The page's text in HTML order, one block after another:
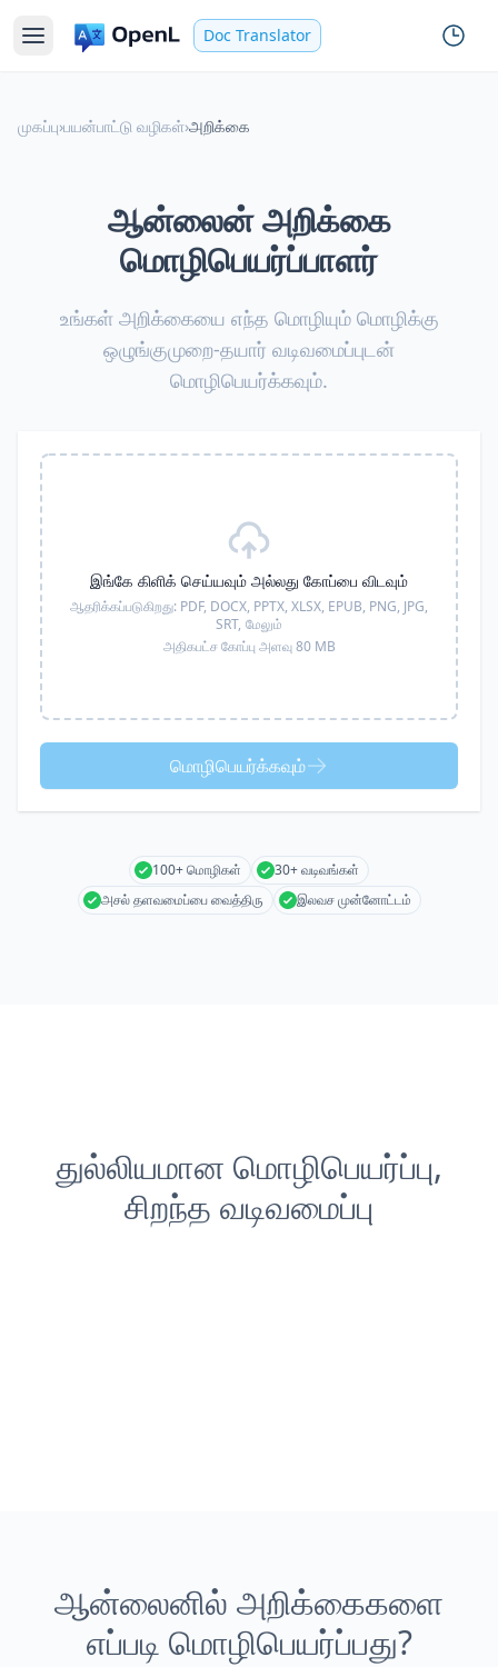
Doc Translator
முகப்பு›பயன்பாட்டு வழிகள்›அறிக்கை
ஆன்லைன் அறிக்கை
மொழிபெயர்ப்பாளர்
உங்கள் அறிக்கையை எந்த மொழியும் மொழிக்கு
ஒழுங்குமுறை-தயார் வடிவமைப்புடன்
மொழிபெயர்க்கவும்.
இங்கே கிளிக் செய்யவும் அல்லது கோப்பை விடவும்
ஆதரிக்கப்படுகிறது: PDF, DOCX, PPTX, XLSX, EPUB, PNG, JPG,
SRT, மேலும்
அதிகபட்ச கோப்பு அளவு 80 MB
மொழிபெயர்க்கவும்
100+ மொழிகள்
30+ வடிவங்கள்
அசல் தளவமைப்பை வைத்திரு
இலவச முன்னோட்டம்
துல்லியமான மொழிபெயர்ப்பு,
சிறந்த வடிவமைப்பு
ஆன்லைனில் அறிக்கைகளை
எப்படி மொழிபெயர்ப்பது?